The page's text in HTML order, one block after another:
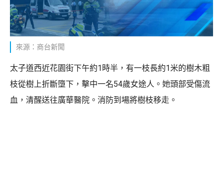
來源：商台新聞
太子道西近花園街下午約1時半，有一枝長約1米的樹木粗
枝從樹上折斷墮下，擊中一名54歲女途人。她頭部受傷流
血，清醒送往廣華醫院。消防到場將樹枝移走。